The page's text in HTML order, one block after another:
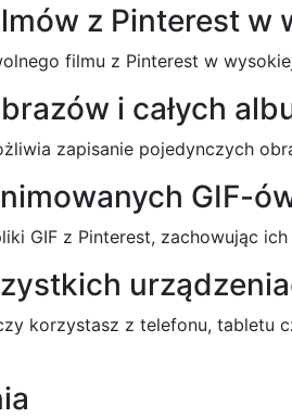
z Pinterest w
filmu z Pinterest w
i całych
zapisanie pojedynczych
GIF-
GIF z Pinterest, zachowując
korzystasz z telefonu, tabletu